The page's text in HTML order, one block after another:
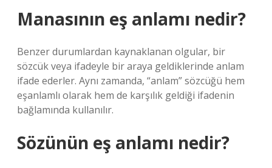
Manasının eş anlamı nedir?
Benzer durumlardan kaynaklanan olgular, bir
sözcük veya ifadeyle bir araya geldiklerinde anlam
ifade ederler. Aynı zamanda, “anlam” sözcüğü hem
eşanlamlı olarak hem de karşılık geldiği ifadenin
bağlamında kullanılır.
Sözünün eş anlamı nedir?